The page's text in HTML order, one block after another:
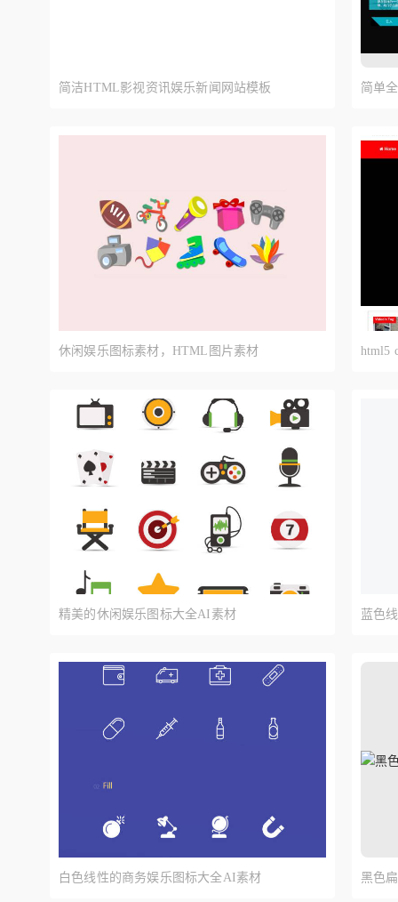
简洁HTML影视资讯娱乐新闻网站模板 简单
休闲娱乐图标素材，HTML图片素材 html5
精美的休闲娱乐图标大全AI素材 蓝色
白色线性的商务娱乐图标大全AI素材 黑色